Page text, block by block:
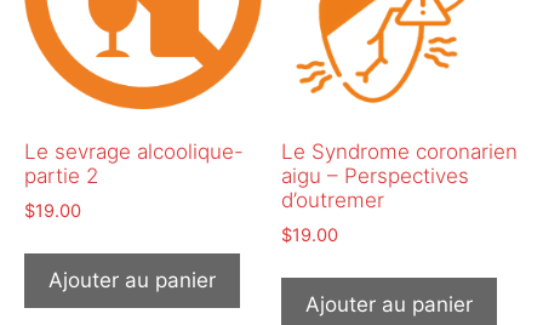
Le sevrage alcoolique-
partie 2
$19.00
Ajouter au panier
Le Syndrome coronarien
aigu – Perspectives
d’outremer
$19.00
Ajouter au panier